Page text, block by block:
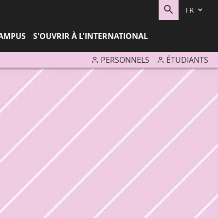
FR
S'OUVRIR À L'INTERNATIONAL
PERSONNELS ÉTUDIANTS